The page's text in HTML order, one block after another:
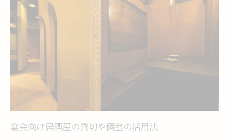
宴会向け居酒屋の貸切や個室の活用法